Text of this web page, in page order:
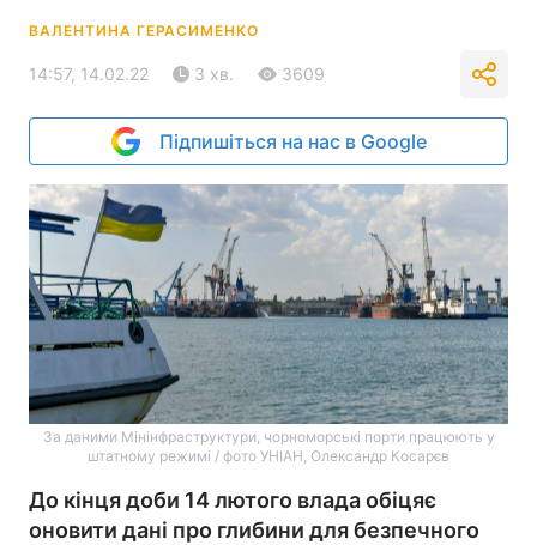
ВАЛЕНТИНА ГЕРАСИМЕНКО
14:57, 14.02.22 3 хв. 3609
Підпишіться на нас в Google
За даними Мінінфраструктури, чорноморські порти працюють у
штатному режимі / фото УНІАН, Олександр Косарєв
До кінця доби 14 лютого влада обіцяє
оновити дані про глибини для безпечного